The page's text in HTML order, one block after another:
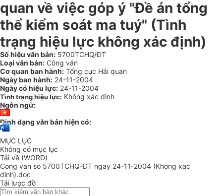
quan về việc góp ý "Đề án tổng
thể kiểm soát ma tuý" (Tình
trạng hiệu lực không xác định)
Số hiệu văn bản: 5700TCHQ/ĐT
Loại văn bản: Công văn
Cơ quan ban hành: Tổng cục Hải quan
Ngày ban hành: 24-11-2004
Ngày có hiệu lực: 24-11-2004
Tình trạng hiệu lực: Không xác định
Ngôn ngữ:
Định dạng văn bản hiện có:
MỤC LỤC
Không có mục lục
Tải về (WORD)
Cong van so 5700TCHQ-DT ngay 24-11-2004 (Khong xac
dinh).doc
Tải lược đồ